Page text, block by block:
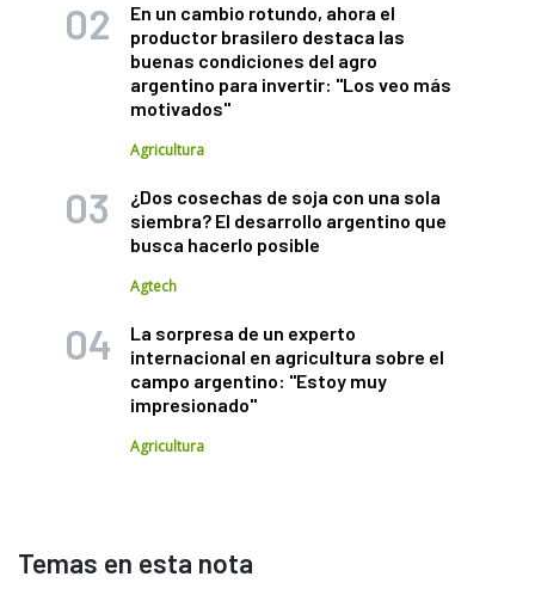
En un cambio rotundo, ahora el
productor brasilero destaca las
buenas condiciones del agro
argentino para invertir: "Los veo más
motivados"
Agricultura
¿Dos cosechas de soja con una sola
siembra? El desarrollo argentino que
busca hacerlo posible
Agtech
La sorpresa de un experto
internacional en agricultura sobre el
campo argentino: "Estoy muy
impresionado"
Agricultura
Temas en esta nota